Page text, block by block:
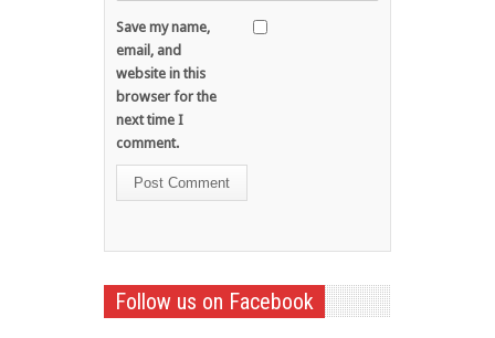
Save my name,
email, and
website in this
browser for the
next time I
comment.
Follow us on Facebook